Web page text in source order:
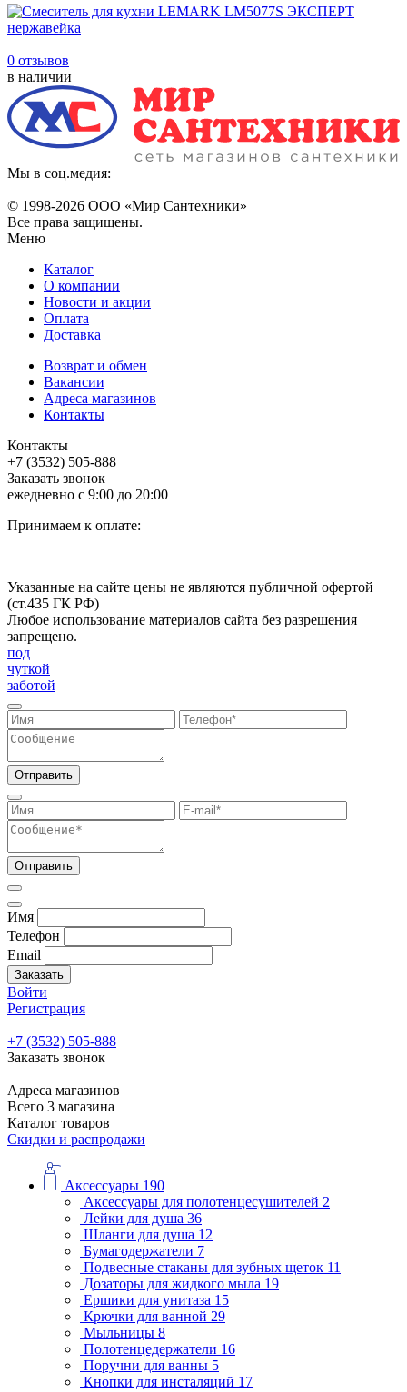
0 отзывов
в наличии
Мы в соц.медия:
© 1998-2026 ООО «Мир Сантехники»
Все права защищены.
Меню
Каталог
О компании
Новости и акции
Оплата
Доставка
Возврат и обмен
Вакансии
Адреса магазинов
Контакты
Контакты
+7 (3532) 505-888
Заказать звонок
ежедневно с 9:00 до 20:00
Принимаем к оплате:
Указанные на сайте цены не являются публичной офертой
(ст.435 ГК РФ)
Любое использование материалов сайта без разрешения
запрещено.
под
чуткой
заботой
Отправить
Отправить
Имя
Телефон
Email
Заказать
Войти
Регистрация
+7 (3532) 505-888
Заказать звонок
Адреса магазинов
Всего 3 магазина
Каталог товаров
Скидки и распродажи
Аксессуары 190
Аксессуары для полотенцесушителей 2
Лейки для душа 36
Шланги для душа 12
Бумагодержатели 7
Подвесные стаканы для зубных щеток 11
Дозаторы для жидкого мыла 19
Ершики для унитаза 15
Крючки для ванной 29
Мыльницы 8
Полотенцедержатели 16
Поручни для ванны 5
Кнопки для инсталяций 17